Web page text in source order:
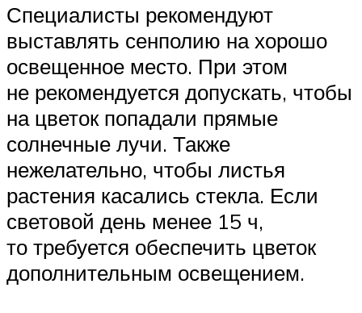
Специалисты рекомендуют
выставлять сенполию на хорошо
освещенное место. При этом
не рекомендуется допускать, чтобы
на цветок попадали прямые
солнечные лучи. Также
нежелательно, чтобы листья
растения касались стекла. Если
световой день менее 15 ч,
то требуется обеспечить цветок
дополнительным освещением.